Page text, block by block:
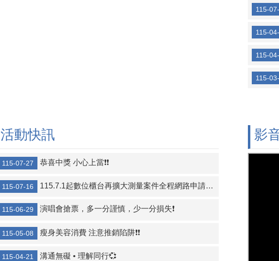
115-
115-
115-
115-
活動快訊
115-07-27 恭喜中獎 小心上當❗❗
115-07-16 115.7.1起數位櫃台再擴大測量案件全程網路申請案件之項目
115-06-29 演唱會搶票，多一分謹慎，少一分損失​​​​​​​​​​​​​​❗
115-05-08 瘦身美容消費 注意推銷陷阱❗❗
115-04-21 溝通無礙 • 理解同行💞
影